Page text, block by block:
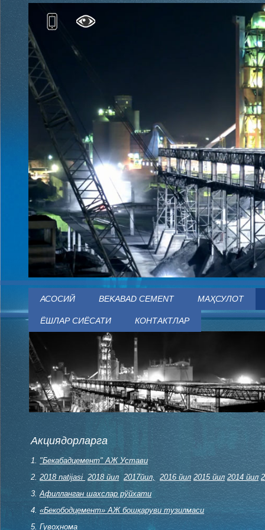
АСОСИЙ BEKABAD CEMENT МАҲСУЛОТ
ЁШЛАР СИЁСАТИ КОНТАКТЛАР
Акциядорларга
1. "Бекабадцемент" АЖ Устави
2. 2018 natijasi 2018 йил 2017йил, 2016 йил 2015 йил 2014 йил
3. Афилланган шахслар рўйхати
4. «Бекободцемент» АЖ бошқаруви тузилмаси
5. Гувоҳнома